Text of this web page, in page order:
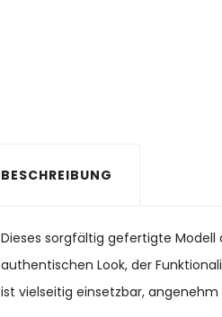
BESCHREIBUNG
Dieses sorgfältig gefertigte Modell
authentischen Look, der
ist vielseitig einsetzbar,